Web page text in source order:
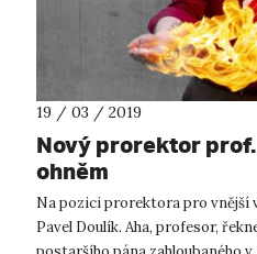
19 / 03 / 2019
Nový prorektor
ohněm
Na pozici prorektora pro vnější
Pavel Doulík. Aha, profesor,